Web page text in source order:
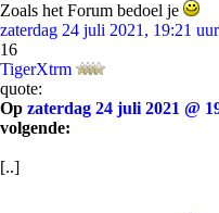
Zoals het Forum bedoel je
zaterdag 24 juli 2021, 19:21 uur
16
TigerXtrm
quote:
Op zaterdag 24 juli 2021 @
volgende:
[..]